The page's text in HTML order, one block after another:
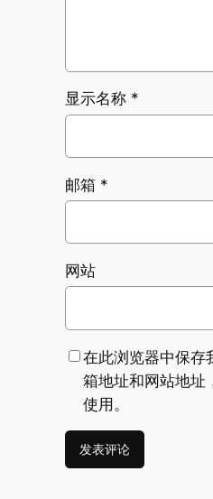
显示名称 *
邮箱 *
网站
在此浏览器中保存
箱地址和网站地址
使用。